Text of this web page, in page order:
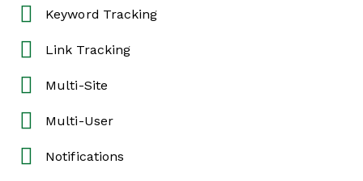
Keyword Tracking
Link Tracking
Multi-Site
Multi-User
Notifications